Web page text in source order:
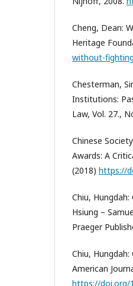
Cheng, Dean:
Heritage
without-
Chesterman,
Institutions:
Law, Vol. 27.,
Chinese
Awards: A
(2018) https://
Chiu,
Hsiung –
Praeger
Chiu,
American
https://doi.org/